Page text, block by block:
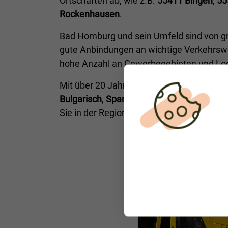
Rockenhausen.
Bad Homburg und sein Umfeld sind von
gute Anbindungen an wichtige
hohe Anzahl an Gewerbegebieten und
Mit über 20 Jahren Erfahrung im
Bulgarisch, Spanisch
und viele weitere
Sie in der Region Bad Kreuznach